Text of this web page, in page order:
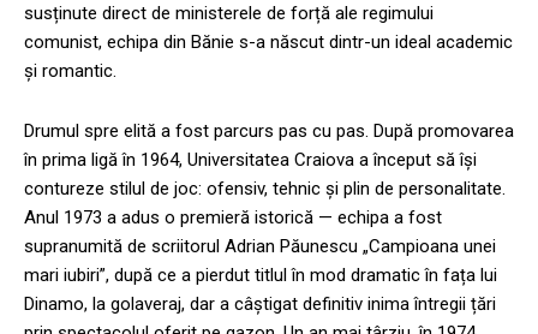
susținute direct de ministerele de forță ale regimului
comunist, echipa din Bănie s-a născut dintr-un ideal academic
și romantic.
Drumul spre elită a fost parcurs pas cu pas. După promovarea
în prima ligă în 1964, Universitatea Craiova a început să își
contureze stilul de joc: ofensiv, tehnic și plin de personalitate.
Anul 1973 a adus o premieră istorică — echipa a fost
supranumită de scriitorul Adrian Păunescu „Campioana unei
mari iubiri”, după ce a pierdut titlul în mod dramatic în fața lui
Dinamo, la golaveraj, dar a câștigat definitiv inima întregii țări